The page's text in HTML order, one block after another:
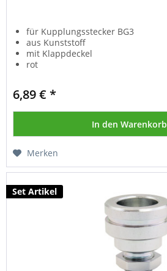
für Kupplungsstecker BG3
aus Kunststoff
mit Klappdeckel
rot
6,89 € *
In den Warenkorb
Merken
Set Artikel